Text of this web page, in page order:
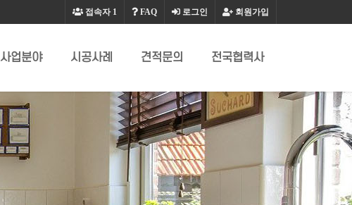
회원가입
로그인
FAQ
접속자1
사업분야 시공사례 견적문의 전국협력사